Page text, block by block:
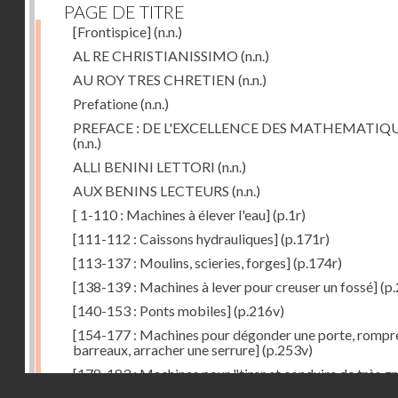
PAGE DE TITRE
[Frontispice](n.n.)
AL RE CHRISTIANISSIMO (n.n.)
AU ROY TRES CHRETIEN (n.n.)
Prefatione(n.n.)
PREFACE : DE L'EXCELLENCE DES
(n.n.)
ALLI BENINI LETTORI (n.n.)
AUX BENINS LECTEURS (n.n.)
[ 1-110 : Machines à élever l'eau](p.1r)
[111-112 : Caissons hydrauliques](p.171r)
[113-137 : Moulins, scieries, forges](p.174r)
[138-139 : Machines à lever pour creuser un fossé]
[140-153 : Ponts mobiles](p.216v)
[154-177 : Machines pour dégonder une porte,
barreaux, arracher une serrure](p.253v)
[178-183 : Machines pour "tirer et conduire de très